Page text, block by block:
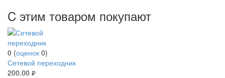
C этим товаром покупают
0 (оценок 0)
Сетевой переходник
200.00 руб.